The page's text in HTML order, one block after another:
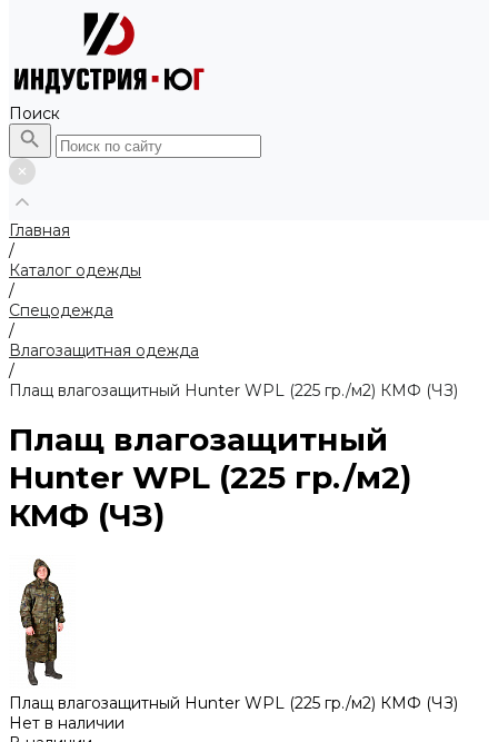
Поиск
Главная
/
Каталог одежды
/
Спецодежда
/
Влагозащитная одежда
/
Плащ влагозащитный Hunter WPL (225 гр./м2) КМФ (ЧЗ)
Плащ влагозащитный
Hunter WPL (225 гр./м2)
КМФ (ЧЗ)
Плащ влагозащитный Hunter WPL (225 гр./м2) КМФ (ЧЗ)
Нет в наличии